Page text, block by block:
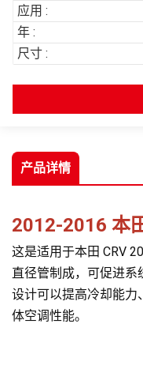
应用 :
年 :
尺寸 :
产品详情
2012-2016 本
这是适用于本田 CRV
直径管制成，可促进
设计可以提高冷却能力
体空调性能。